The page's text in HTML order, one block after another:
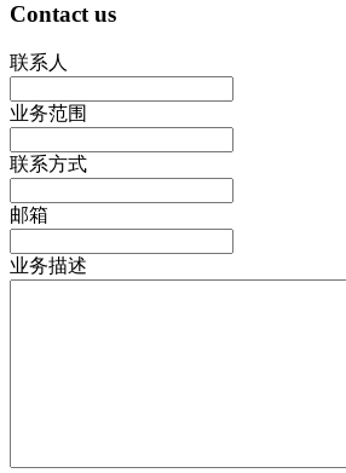
Contact us
联系人
业务范围
联系方式
邮箱
业务描述